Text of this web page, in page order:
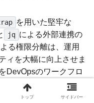
を用いた堅牢な
jq による外部連携の
る権限分離は、運用
ィを大幅に向上させま
DevOpsのワークフロ
の高いシステム構築が
具体的な日付（2024
トップ サイドバー